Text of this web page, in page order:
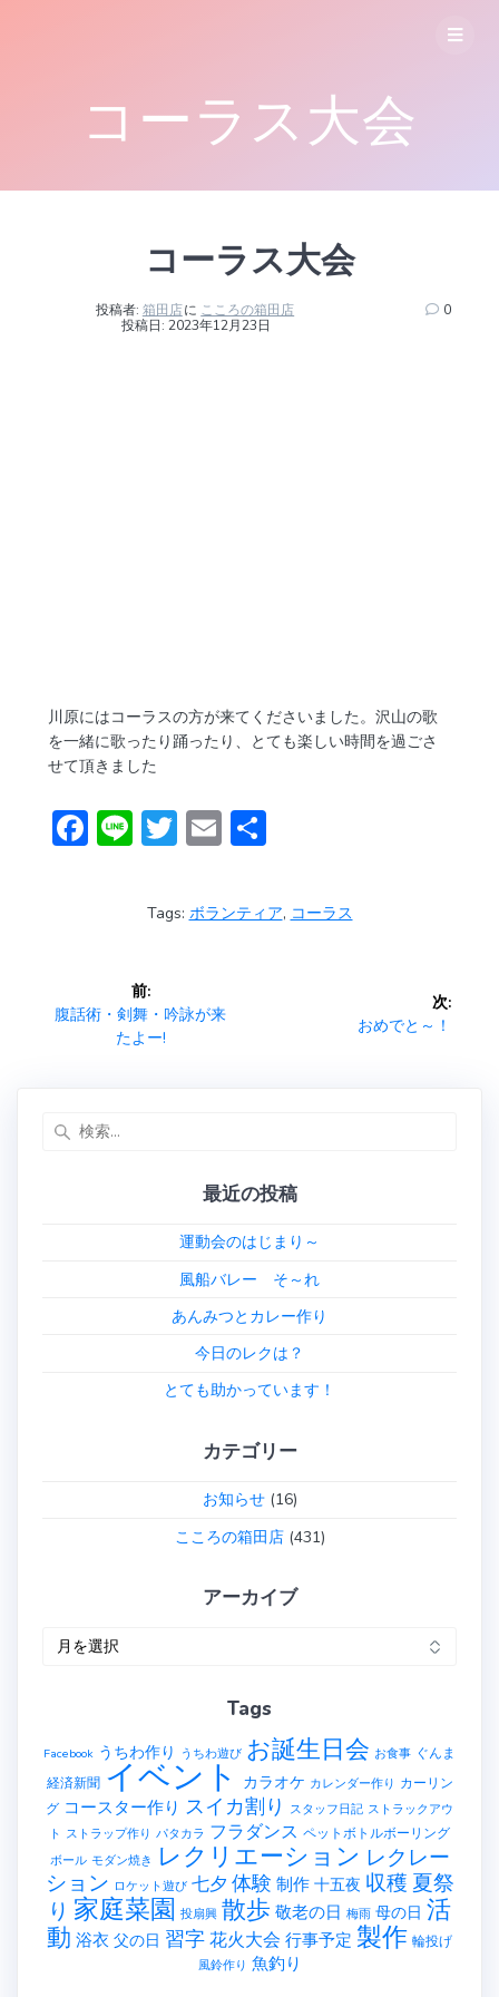
ツ
ッ
コーラス大会
コーラス大会
投稿者: 箱田店に こころの箱田店
投稿日: 2023年12月23日
0
川原にはコーラスの方が来てくださいました。沢山の歌
を一緒に歌ったり踊ったり、とても楽しい時間を過ごさ
せて頂きました
F
ok
Li
e
T
itt
er
E
ai
l
Tags: ボランティア, コーラス
前:
前
腹話術・剣舞・吟詠が来
たよー!
次:
次
おめでと～！
最近の投稿
運動会のはじまり～
風船バレー そ～れ
あんみつとカレー作り
今日のレクは？
とても助かっています！
カテゴリー
お知らせ(16)
こころの箱田店(431)
アーカイブ
イ
Tags
Facebook うちわ作り うちわ遊び お誕生日会 お食事 ぐんま
経済新聞 イベント カラオケ カレンダー作り カーリン
グ コースター作り スイカ割り スタッフ日記 ストラックアウ
ト ストラップ作り パタカラ フラダンス ペットボトルボーリング
ボール モダン焼き レクリエーション レクレー
ション ロケット遊び 七夕 体験 制作 十五夜 収穫 夏祭
り 家庭菜園 投扇興 散歩敬老の日 梅雨 母の日 活
動 浴衣 父の日 習字花火大会 行事予定 製作 輪投げ
風鈴作り 魚釣り